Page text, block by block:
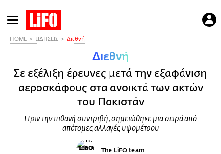
Παράκαμψη
προς
HOME ΕΙΔΗΣΕΙΣ Διεθνή
Διεθνή
Σε εξέλιξη έρευνες μετά την εξαφάνιση
αεροσκάφους στα ανοικτά των ακτών
του Πακιστάν
Πριν την πιθανή συντριβή, σημειώθηκε μια σειρά από
απότομες αλλαγές υψομέτρου
The LiFO team